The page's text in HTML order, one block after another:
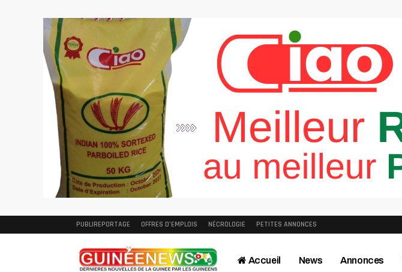
PUBLIREPORTAGE OFFRES D’EMPLOIS NÉCROLOGIE PETITES ANNONCES
Accueil News Annonces